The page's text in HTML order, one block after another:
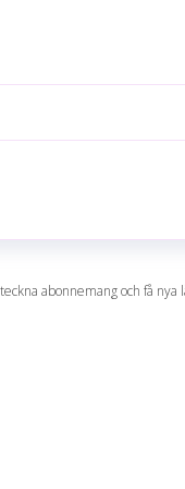
inte tillräckligt
abonnemang och få nya